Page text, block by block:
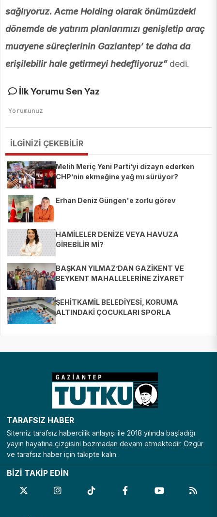
sağlıyoruz. Acme Holding olarak önümüzdeki
dönemde de yatırım planlarımızı genişletip araç
muayene süreçlerinin Gaziantep’ te daha da
erişilebilir hale getirmeyi hedefliyoruz” dedi.
İlk Yorumu Sen Yaz
İLGİNİZİ ÇEKEBİLİR
Melih Meriç Yeni Parti’yi dizayn ederken
CHP’nin ekmeğine yağ mı sürüyor?
Erhan Deniz Güngen'e zorlu görev
HAMİLELER DENİZE VEYA HAVUZA
GİREBİLİR Mİ?
BAŞKAN YILMAZ’DAN GAZİKENT VE
BEYKENT MAHALLELERİNE ZİYARET
ŞEHİTKAMİL BELEDİYESİ, KORUMA
ALTINDAKİ ÇOCUKLARI SPORLA
TARAFSIZ HABER
Sitemiz tarafsız habercilik anlayışı ile 2018 yılında başladığı
yayın hayatına çizgisini bozmadan devam etmektedir. Özgür
ve tarafsız haber için takipte kalın.
BİZİ TAKİP EDİN